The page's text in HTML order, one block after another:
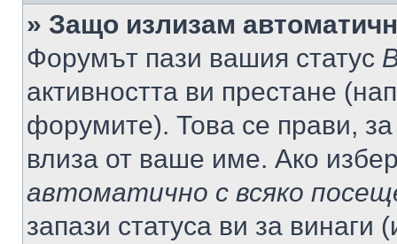
» Защо излизам
Форумът пази вашия статус
активността ви престане
форумите). Това се прави,
влиза от ваше име. Ако
автоматично с всяко
запази статуса ви за винаги